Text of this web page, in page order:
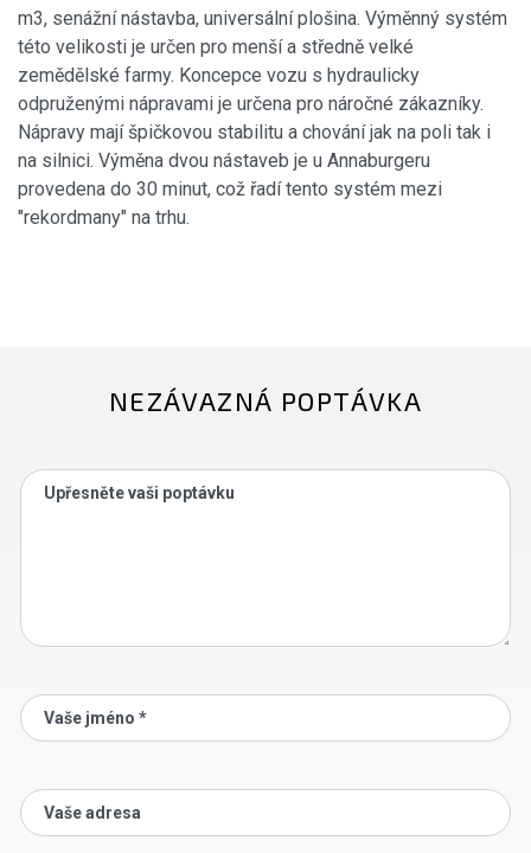
m3, senážní nástavba, universální plošina. Výměnný systém
této velikosti je určen pro menší a středně velké
zemědělské farmy. Koncepce vozu s hydraulicky
odpruženými nápravami je určena pro náročné zákazníky.
Nápravy mají špičkovou stabilitu a chování jak na poli tak i
na silnici. Výměna dvou nástaveb je u Annaburgeru
provedena do 30 minut, což řadí tento systém mezi
"rekordmany" na trhu.
NEZÁVAZNÁ POPTÁVKA
Upřesněte vaši poptávku
Vaše jméno *
Vaše adresa